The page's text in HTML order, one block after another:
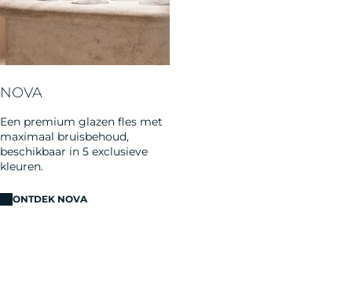
NOVA
Een premium glazen fles met
maximaal bruisbehoud,
beschikbaar in 5 exclusieve
kleuren.
ONTDEK NOVA